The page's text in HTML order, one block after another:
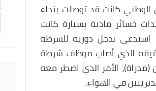
الوطني كانت قد توصلت بنداء
بإحداث خسائر مادية بسيارة كانت
استدعى تدخل دورية للشرطة
شقيقه الذي أصاب موظف شرطة
الأمر الذي اضطر معه
في الهواء.